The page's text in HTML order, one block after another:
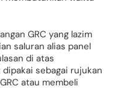
GRC yang lazim
saluran alias panel
di atas
sebagai rujukan
atau membeli